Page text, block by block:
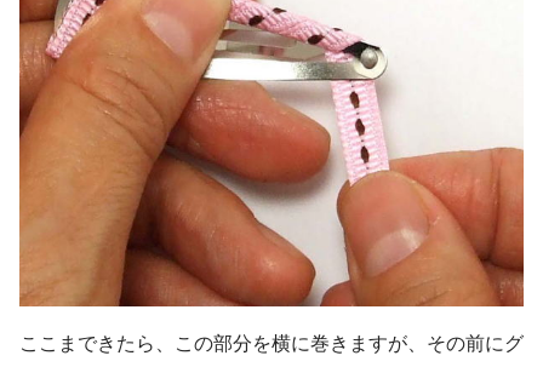
ここまできたら、この部分を横に巻きますが、その前にグ